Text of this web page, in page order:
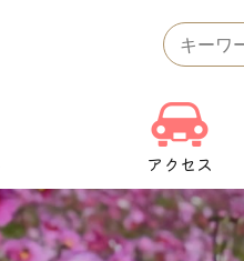
検
索:
アクセス